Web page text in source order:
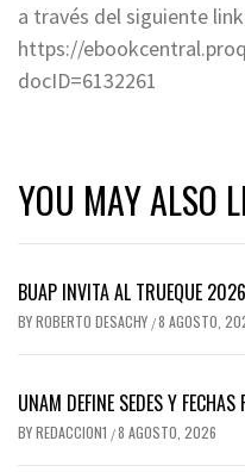
a través del siguiente
https://
docID=6132261
YOU MAY ALSO
BUAP INVITA AL TRUEQUE 2026
BYROBERTO DESACHY /8 AGOSTO,
UNAM DEFINE SEDES Y
BYREDACCION1 /8 AGOSTO, 2026